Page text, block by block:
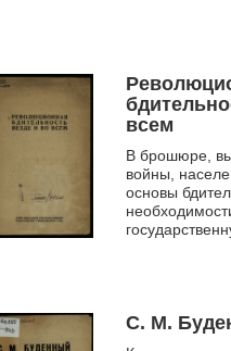
всем
В брошюре,
войны,
основы
С. М.